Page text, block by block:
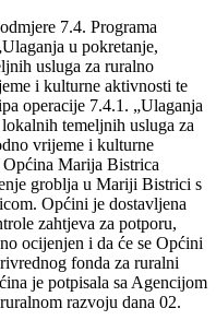
7.4. Programa
u pokretanje,
usluga za ruralno
i kulturne aktivnosti te
operacije 7.4.1. „Ulaganja
temeljnih usluga za
vrijeme i kulturne
Marija Bistrica
groblja u Mariji Bistrici s
Općini je dostavljena
zahtjeva za potporu,
ocijenjen i da će se Općini
fonda za ruralni
je potpisala sa Agencijom
razvoju dana 02.